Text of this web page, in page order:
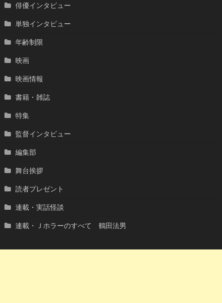
俳優インタビュー
単独インタビュー
年齢制限
映画
映画情報
書籍・雑誌
特集
監督インタビュー
編集部
舞台挨拶
読者プレゼント
連載・実話怪談
連載・Ｊホラーのすべて 鶴田法男